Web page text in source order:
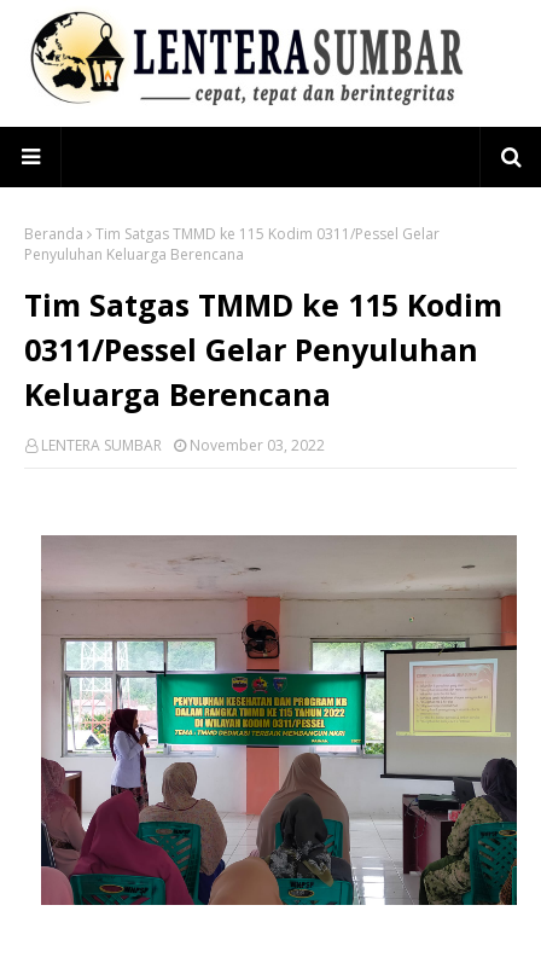
Beranda
Tim Satgas TMMD ke 115 Kodim 0311/Pessel Gelar
Penyuluhan Keluarga Berencana
Tim Satgas TMMD ke 115 Kodim
0311/Pessel Gelar Penyuluhan
Keluarga Berencana
LENTERA SUMBAR November 03, 2022